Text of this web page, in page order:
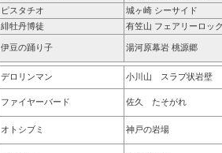
ピスタチオ
城ヶ崎 シーサイド
緋牡丹博徒
有笠山 フェアリーロッ
伊豆の踊り子 湯河原幕岩 桃源郷
デロリンマン 小川山 スラブ状岩壁
ファイヤーバード 佐久 たそがれ
オトシブミ 神戸の岩場